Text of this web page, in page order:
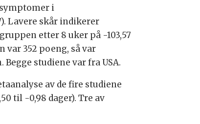
i
Lavere skår indikerer
etter 8 uker på -103,57
352 poeng, så var
studiene var fra USA.
av de fire studiene
til -0,98 dager). Tre av